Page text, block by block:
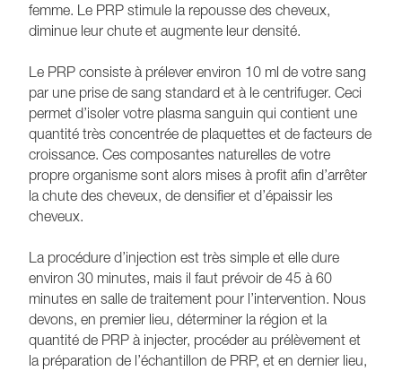
femme. Le PRP stimule la repousse des cheveux,
diminue leur chute et augmente leur densité.
Le PRP consiste à prélever environ 10 ml de votre sang
par une prise de sang standard et à le centrifuger. Ceci
permet d’isoler votre plasma sanguin qui contient une
quantité très concentrée de plaquettes et de facteurs de
croissance. Ces composantes naturelles de votre
propre organisme sont alors mises à profit afin d’arrêter
la chute des cheveux, de densifier et d’épaissir les
cheveux.
La procédure d’injection est très simple et elle dure
environ 30 minutes, mais il faut prévoir de 45 à 60
minutes en salle de traitement pour l’intervention. Nous
devons, en premier lieu, déterminer la région et la
quantité de PRP à injecter, procéder au prélèvement et
la préparation de l’échantillon de PRP, et en dernier lieu,